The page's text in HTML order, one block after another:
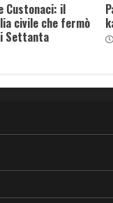
Custonaci: il
civile che fermò
Settanta